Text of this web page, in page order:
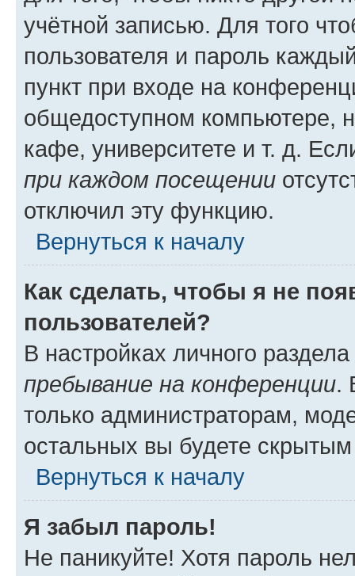
учётной записью. Для того
пользователя и пароль
пункт при входе на
общедоступном компьютере,
кафе, университете и т. д.
при каждом посещении
отключил эту функцию.
Вернуться к началу
Как сделать, чтобы я не
пользователей?
В настройках личного
пребывание на конференции.
только администраторам,
остальных вы будете
Вернуться к началу
Я забыл пароль!
Не паникуйте! Хотя пароль